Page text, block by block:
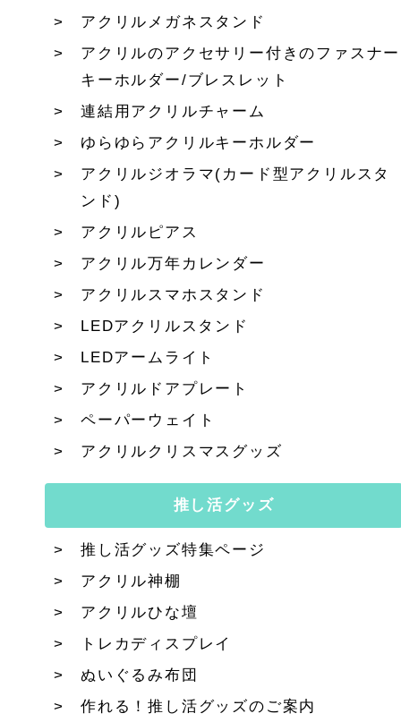
アクリルメガネスタンド
アクリルのアクセサリー付きのファスナー
キーホルダー/ブレスレット
連結用アクリルチャーム
ゆらゆらアクリルキーホルダー
アクリルジオラマ(カード型アクリルスタ
ンド)
アクリルピアス
アクリル万年カレンダー
アクリルスマホスタンド
LEDアクリルスタンド
LEDアームライト
アクリルドアプレート
ペーパーウェイト
アクリルクリスマスグッズ
推し活グッズ
推し活グッズ特集ページ
アクリル神棚
アクリルひな壇
トレカディスプレイ
ぬいぐるみ布団
作れる！推し活グッズのご案内